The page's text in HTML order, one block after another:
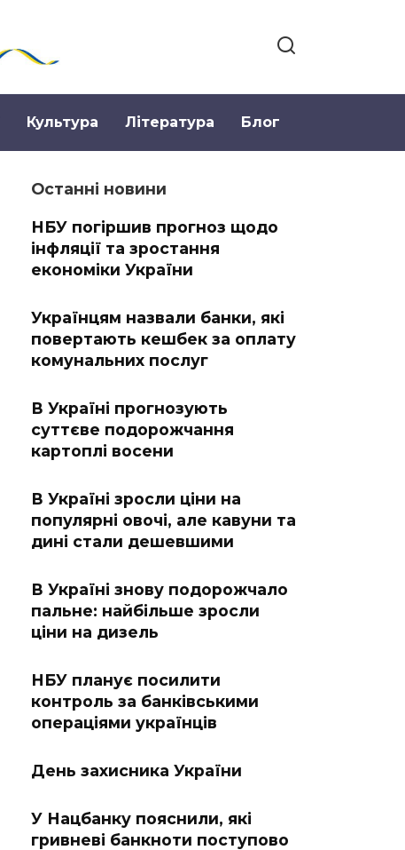
Культура Література Блог
Останні новини
НБУ погіршив прогноз щодо
інфляції та зростання
економіки України
Українцям назвали банки, які
повертають кешбек за оплату
комунальних послуг
В Україні прогнозують
суттєве подорожчання
картоплі восени
В Україні зросли ціни на
популярні овочі, але кавуни та
дині стали дешевшими
В Україні знову подорожчало
пальне: найбільше зросли
ціни на дизель
НБУ планує посилити
контроль за банківськими
операціями українців
День захисника України
У Нацбанку пояснили, які
гривневі банкноти поступово